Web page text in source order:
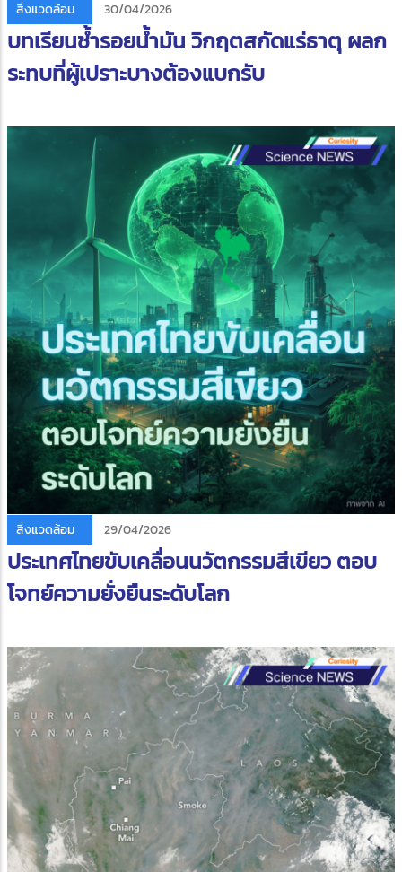
สิ่งแวดล้อม 30/04/2026
บทเรียนซ้ำรอยน้ำมัน วิกฤตสกัดแร่ธาตุ ผลก
ระทบที่ผู้เปราะบางต้องแบกรับ
สิ่งแวดล้อม 29/04/2026
ประเทศไทยขับเคลื่อนนวัตกรรมสีเขียว ตอบ
โจทย์ความยั่งยืนระดับโลก